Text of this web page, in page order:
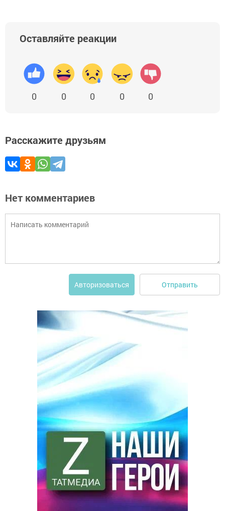
Оставляйте реакции
0 0 0 0 0
Расскажите друзьям
Нет комментариев
Авторизоваться Отправить